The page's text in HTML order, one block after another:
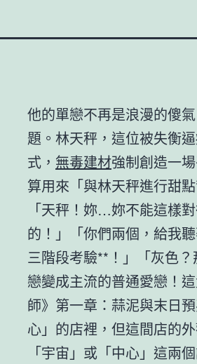
他的單戀不再是浪漫的傻
題。林天秤，這位被失衡
式， 無毒建材強制創造一
算用來「與林天秤進行甜
「天秤！妳…妳不能這樣
的！」「你們兩個，給我
三階段考驗**！」「灰色
戀變成主流的普通愛戀！
師》第一章：蒜泥與末日
心」的店裡，但這間店的
「宇宙」或「中心」這兩